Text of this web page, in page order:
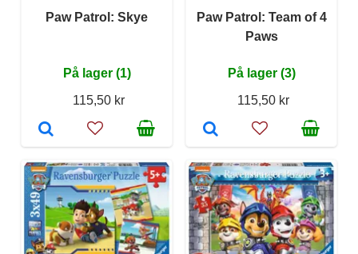
Paw Patrol: Skye
På lager (1)
115,50 kr
Paw Patrol: Team of 4
Paws
På lager (3)
115,50 kr